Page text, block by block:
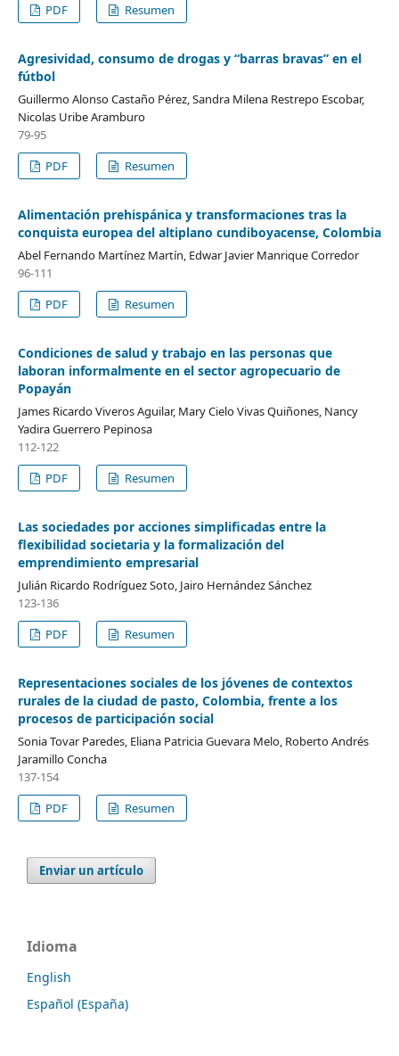
PDF
Resumen
Agresividad, consumo de drogas y “barras bravas” en el
fútbol
Guillermo Alonso Castaño Pérez, Sandra Milena Restrepo Escobar,
Nicolas Uribe Aramburo
79-95
PDF
Resumen
Alimentación prehispánica y transformaciones tras la
conquista europea del altiplano cundiboyacense, Colombia
Abel Fernando Martínez Martín, Edwar Javier Manrique Corredor
96-111
PDF
Resumen
Condiciones de salud y trabajo en las personas que
laboran informalmente en el sector agropecuario de
Popayán
James Ricardo Viveros Aguilar, Mary Cielo Vivas Quiñones, Nancy
Yadira Guerrero Pepinosa
112-122
PDF
Resumen
Las sociedades por acciones simplificadas entre la
flexibilidad societaria y la formalización del
emprendimiento empresarial
Julián Ricardo Rodríguez Soto, Jairo Hernández Sánchez
123-136
PDF
Resumen
Representaciones sociales de los jóvenes de contextos
rurales de la ciudad de pasto, Colombia, frente a los
procesos de participación social
Sonia Tovar Paredes, Eliana Patricia Guevara Melo, Roberto Andrés
Jaramillo Concha
137-154
PDF
Resumen
Enviar un artículo
Idioma
English
Español (España)